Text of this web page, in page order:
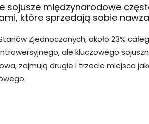
sojusze międzynarodowe
które sprzedają sobie
Zjednoczonych, około 23%
ale kluczowego
zajmują drugie i trzecie miejsca